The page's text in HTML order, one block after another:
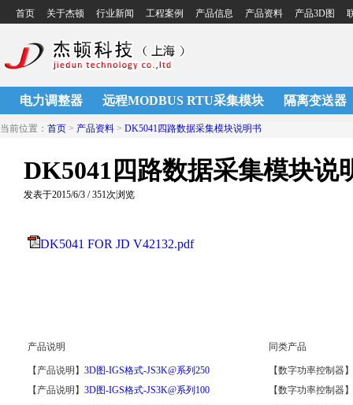
首页 关于杰顿 行业新闻 工程案例 产品信息 产品资料 产品3D图
电力调整器 远程MODBUS RTU采集模块 隔离变送器
当前位置： 首页 > 产品资料 > DK5041四路数据采集模块说明书
DK5041四路数据采集模块说
发表于2015/6/3 / 351次浏览
DK5041 FOR JD V42132.pdf
产品说明
【产品说明】3D图-IGS格式-JS3K@系列250
【产品说明】3D图-IGS格式-JS3K@系列100
同类产品
【数字功率控制器
【数字功率控制器